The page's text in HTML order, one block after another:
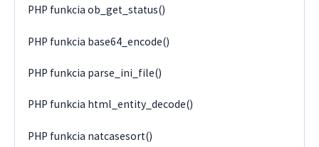
PHP funkcia ob_get_status()
PHP funkcia base64_encode()
PHP funkcia parse_ini_file()
PHP funkcia html_entity_decode()
PHP funkcia natcasesort()